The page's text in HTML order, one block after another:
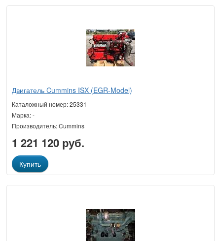
Двигатель Cummins ISX (EGR-Model)
Каталожный номер: 25331
Марка: -
Производитель: Cummins
1 221 120 руб.
Купить